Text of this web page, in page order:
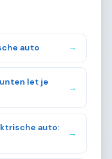
auto →
let je
→
auto:
→